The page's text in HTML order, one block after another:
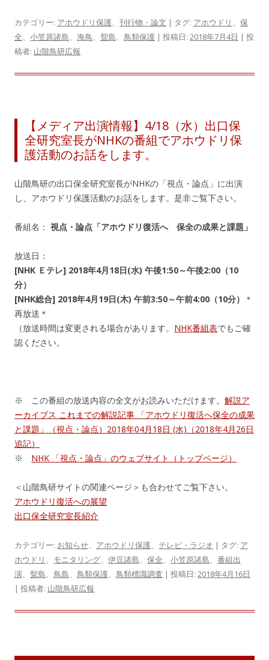
カテゴリー: アホウドリ保護、 刊行物・論文 | タグ: アホウドリ 、 保
全、 小笠原諸島、 海鳥、 聟島、 鳥類保護 | 投稿日: 2018年7月4日 | 投
稿者: 山階鳥研広報
【メディア出演情報】4/18（水）出口保
全研究室長がNHKの番組でアホウドリ保
護活動のお話をします。
山階鳥研の出口保全研究室長がNHKの「視点・論点」に出演
し、アホウドリ保護活動のお話をします。是非ご覧下さい。
番組名： 視点・論点「アホウドリ復活へ 保全の成果と課題」
放送日：
[NHK Ｅテレ] 2018年4月18日(水) 午後1:50～午後2:00（10
分）
[NHK総合] 2018年4月19日(木) 午前3:50～午前4:00（10分）
＊
再放送＊
（放送時間は変更される場合があります。 NHK番組表でもご確
認ください。
※ この番組の放送内容の全文がお読みいただけます。 解説ア
ーカイブス これまでの解説記事 「アホウドリ復活へ保全の成果
と課題」（視点・論点）2018年04月18日 (水)（2018年4月26日
追記）
※ NHK 「視点・論点」のウェブサイト（トップページ）
＜山階鳥研サイトの関連ページ＞も合わせてご覧下さい。
アホウドリ復活への展望
出口保全研究室長紹介
カテゴリー: お知らせ、 アホウドリ保護、 テレビ・ラジオ | タグ: ア
ホウドリ 、 モニタリング、 伊豆諸島、 保全、 小笠原諸島、 番組出
演、 聟島、 鳥島、 鳥類保護、 鳥類標識調査 | 投稿日: 2018年4月16日
| 投稿者: 山階鳥研広報